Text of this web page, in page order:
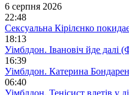
6 серпня 2026
22:48
Сексуальна Кірілєнко
18:13
Уімблдон. Івановіч йде
16:39
Уімблдон. Катерина
06:40
Уімблдон. Тенісист влетів